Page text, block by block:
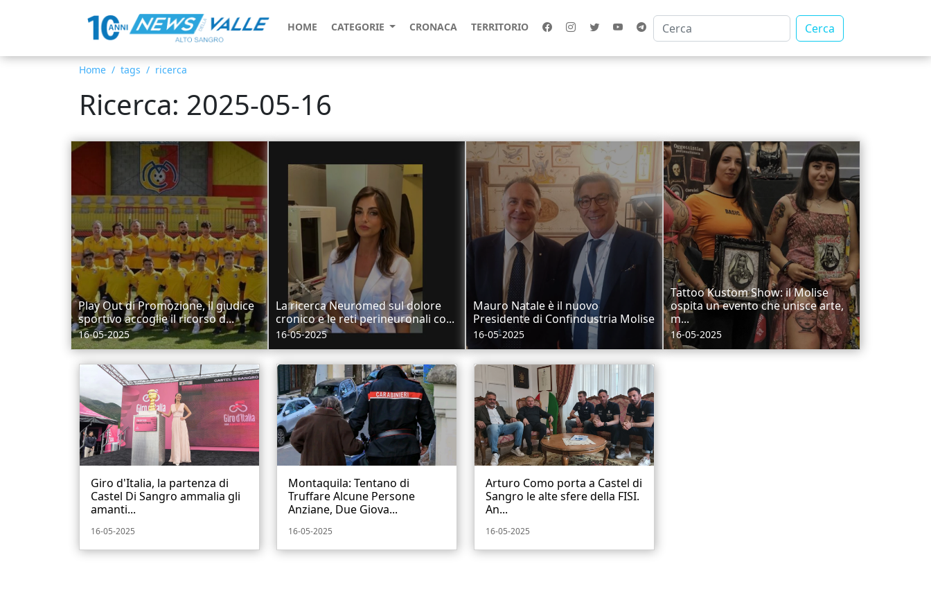
HOME CATEGORIE CRONACA TERRITORIO Cerca
Home tags ricerca
Ricerca: 2025-05-16
Play Out di Promozione, il giudice
sportivo accoglie il ricorso d...
16-05-2025
La ricerca Neuromed sul dolore
cronico e le reti perineuronali co...
16-05-2025
Mauro Natale è il nuovo
Presidente di Confindustria Molise
16-05-2025
Tattoo Kustom Show: il Molise
ospita un evento che unisce arte,
m...
16-05-2025
Giro d'Italia, la partenza di
Castel Di Sangro ammalia gli
amanti...
16-05-2025
Montaquila: Tentano di
Truffare Alcune Persone
Anziane, Due Giova...
16-05-2025
Arturo Como porta a Castel di
Sangro le alte sfere della FISI.
An...
16-05-2025